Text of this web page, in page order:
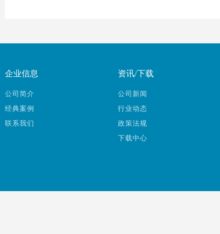
企业信息
公司简介
经典案例
联系我们
资讯/下载
公司新闻
行业动态
政策法规
下载中心